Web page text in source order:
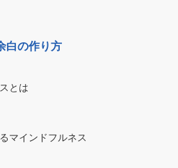
白の作り方
とは
マインドフルネス